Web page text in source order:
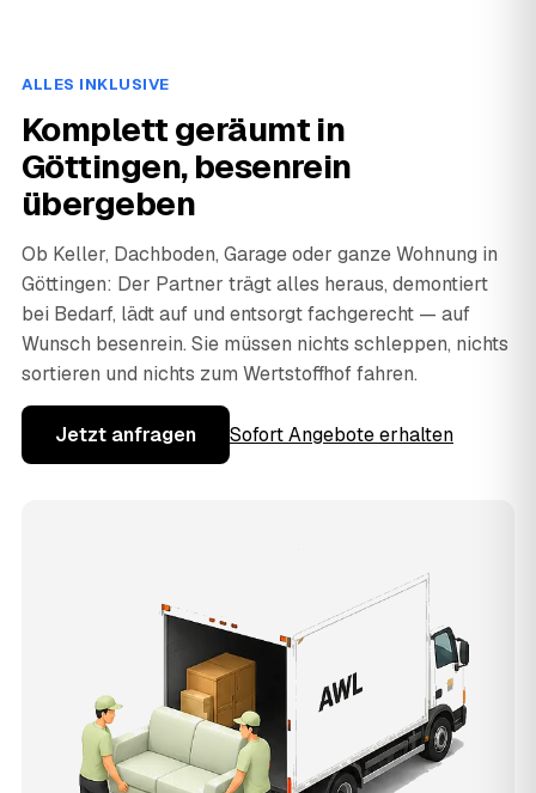
ALLES INKLUSIVE
Komplett geräumt in
Göttingen, besenrein
übergeben
Ob Keller, Dachboden, Garage oder ganze Wohnung in
Göttingen: Der Partner trägt alles heraus, demontiert
bei Bedarf, lädt auf und entsorgt fachgerecht — auf
Wunsch besenrein. Sie müssen nichts schleppen, nichts
sortieren und nichts zum Wertstoffhof fahren.
Jetzt anfragen Sofort Angebote erhalten